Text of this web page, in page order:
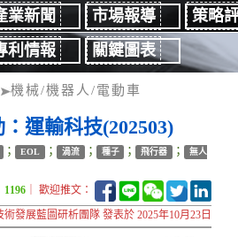
業新聞 市場報導
策略
利情報
關鍵圖表
機械/機器人/電動車
運輸科技(202503)
； EOL ； 渦流 ； 種子 ； 飛行器 ； 無人
1196 ｜ 歡迎推文：
發展藍圖研析團隊 發表於 2025年10月23日